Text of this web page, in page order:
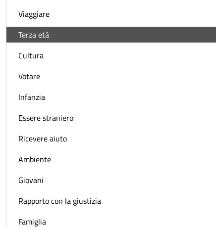
Viaggiare
Terza età
Cultura
Votare
Infanzia
Essere straniero
Ricevere aiuto
Ambiente
Giovani
Rapporto con la giustizia
Famiglia